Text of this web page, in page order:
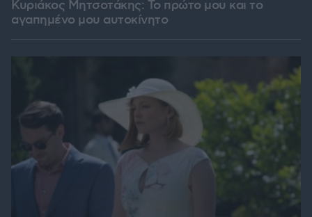
Κυριάκος Μητσοτάκης: Το πρώτο μου και το
αγαπημένο μου αυτοκίνητο